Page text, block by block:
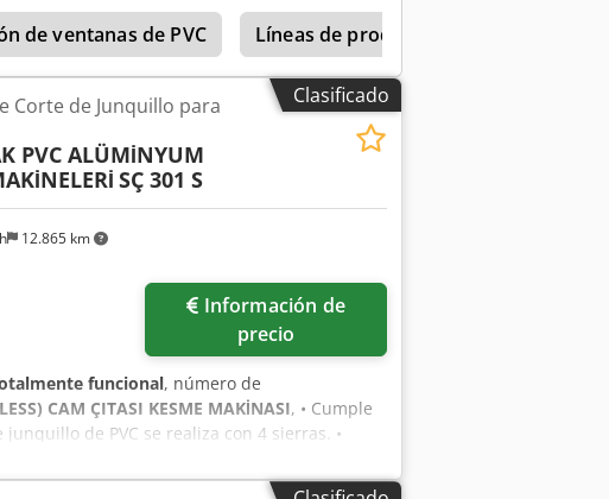
de ventanas de PVC
Líneas de producción completas
Clasificado
12.865 km
Corte de Junquillo para
PVC ALÜMİNYUM
SÇ 301 S
precio
funcional, número de
CAM ÇITASI KESME MAKİNASI, • Cumple
de PVC se realiza con 4 sierras. •
para cortar 2 junquillos
de 2,5 metros para junquillos largos. •